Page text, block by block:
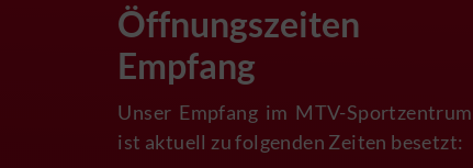
Öffnungszeiten
Empfang
Unser Empfang im MTV-Sportzentrum
ist aktuell zu folgenden Zeiten besetzt: